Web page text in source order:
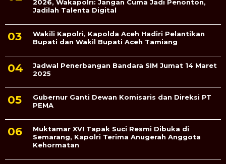
2026, Wakapolri: Jangan Cuma Jadi Penonton,
Jadilah Talenta Digital
Wakili Kapolri, Kapolda Aceh Hadiri Pelantikan
Bupati dan Wakil Bupati Aceh Tamiang
Jadwal Penerbangan Bandara SIM Jumat 14 Maret
2025
Gubernur Ganti Dewan Komisaris dan Direksi PT
PEMA
Muktamar XVI Tapak Suci Resmi Dibuka di
Semarang, Kapolri Terima Anugerah Anggota
Kehormatan